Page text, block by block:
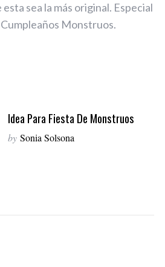
sea la más original. Especial
Monstruos.
Idea Para Fiesta De Monstruos
by Sonia Solsona